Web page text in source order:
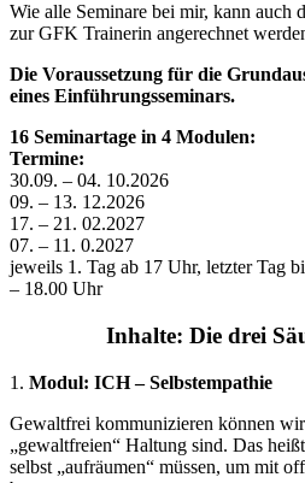
Wie alle Seminare bei mir, kann auch
zur GFK Trainerin angerechnet
Die Voraussetzung für die
eines Einführungsseminars.
16 Seminartage in 4 Modulen:
Termine:
30.09. – 04. 10.2026
09. – 13. 12.2026
17. – 21. 02.2027
07. – 11. 0.2027
jeweils 1. Tag ab 17 Uhr, letzter Tag
– 18.00 Uhr
Inhalte: Die drei
1. Modul: ICH – Selbstempathie
Gewaltfrei kommunizieren können
„gewaltfreien“ Haltung sind. Das
selbst „aufräumen“ müssen, um mit